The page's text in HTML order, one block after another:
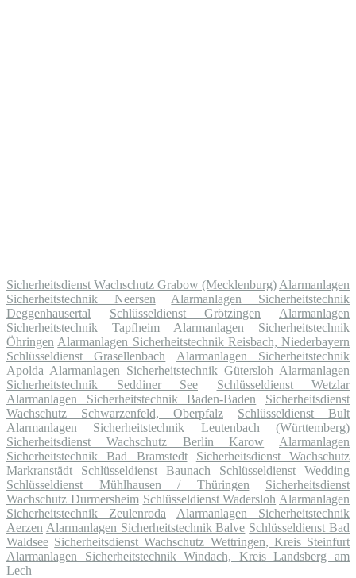
Sicherheitsdienst Wachschutz Grabow (Mecklenburg) Alarmanlagen
Sicherheitstechnik Neersen
Alarmanlagen Sicherheitstechnik
Deggenhausertal
Schlüsseldienst Grötzingen
Alarmanlagen
Sicherheitstechnik Tapfheim
Alarmanlagen Sicherheitstechnik
Öhringen Alarmanlagen Sicherheitstechnik Reisbach, Niederbayern
Schlüsseldienst Grasellenbach
Alarmanlagen Sicherheitstechnik
Apolda Alarmanlagen Sicherheitstechnik Gütersloh Alarmanlagen
Sicherheitstechnik Seddiner See
Schlüsseldienst Wetzlar
Alarmanlagen Sicherheitstechnik Baden-Baden
Sicherheitsdienst
Wachschutz Schwarzenfeld, Oberpfalz
Schlüsseldienst Bult
Alarmanlagen Sicherheitstechnik Leutenbach (Württemberg)
Sicherheitsdienst Wachschutz Berlin Karow
Alarmanlagen
Sicherheitstechnik Bad Bramstedt
Sicherheitsdienst Wachschutz
Markranstädt
Schlüsseldienst Baunach
Schlüsseldienst Wedding
Schlüsseldienst Mühlhausen / Thüringen
Sicherheitsdienst
Wachschutz Durmersheim Schlüsseldienst Wadersloh Alarmanlagen
Sicherheitstechnik Zeulenroda
Alarmanlagen Sicherheitstechnik
Aerzen Alarmanlagen Sicherheitstechnik Balve Schlüsseldienst Bad
Waldsee Sicherheitsdienst Wachschutz Wettringen, Kreis Steinfurt
Alarmanlagen Sicherheitstechnik Windach, Kreis Landsberg am
Lech